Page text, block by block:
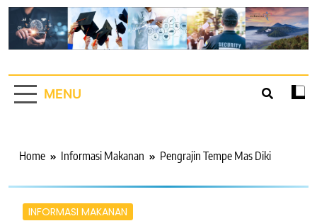
MENU
Home Informasi Makanan Pengrajin Tempe Mas Diki
INFORMASI MAKANAN